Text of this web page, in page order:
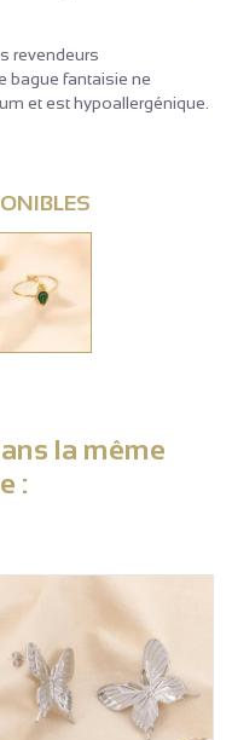
revendeurs
bague fantaisie ne
et est hypoallergénique.
la même
: